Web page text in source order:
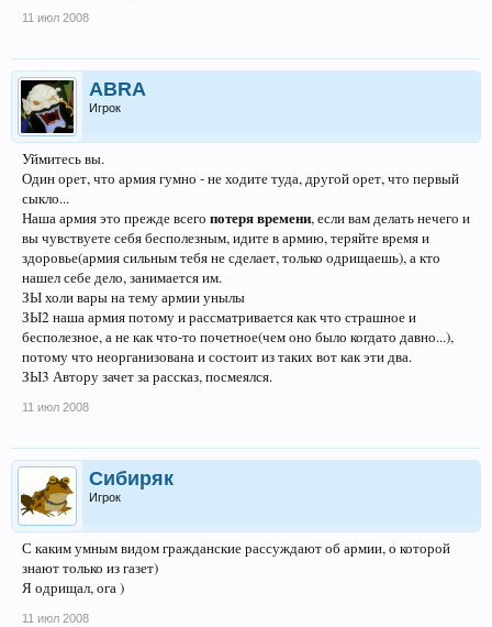
11 июл 2008
ABRA
Игрок
Уймитесь вы.
Один орет, что армия гумно - не ходите туда, другой орет, что первый
сыкло...
Наша армия это прежде всего потеря времени, если вам делать нечего и
вы чувствуете себя бесполезным, идите в армию, теряйте время и
здоровье(армия сильным тебя не сделает, только одрищаешь), а кто
нашел себе дело, занимается им.
ЗЫ холи вары на тему армии унылы
ЗЫ2 наша армия потому и рассматривается как что страшное и
бесполезное, а не как что-то почетное(чем оно было когдато давно...),
потому что неорганизована и состоит из таких вот как эти два.
ЗЫ3 Автору зачет за рассказ, посмеялся.
11 июл 2008
Сибиряк
Игрок
С каким умным видом гражданские рассуждают об армии, о которой
знают только из газет)
Я одрищал, ога )
11 июл 2008